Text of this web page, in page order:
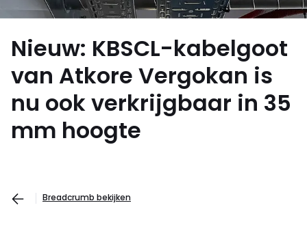
Nieuw: KBSCL-kabelgoot
van Atkore Vergokan is
nu ook verkrijgbaar in 35
mm hoogte
Breadcrumb bekijken